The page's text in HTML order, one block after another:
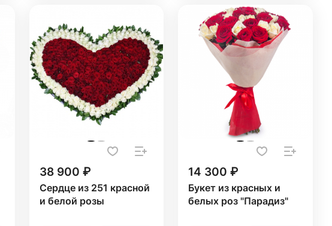
38 900 ₽
Сердце из 251 красной
и белой розы
14 300 ₽
Букет из красных и
белых роз "Парадиз"